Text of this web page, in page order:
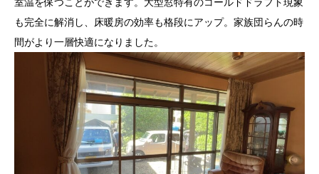
も完全に解消し、床暖房の効率も格段にアップ。家族団らんの時
間がより一層快適になりました。